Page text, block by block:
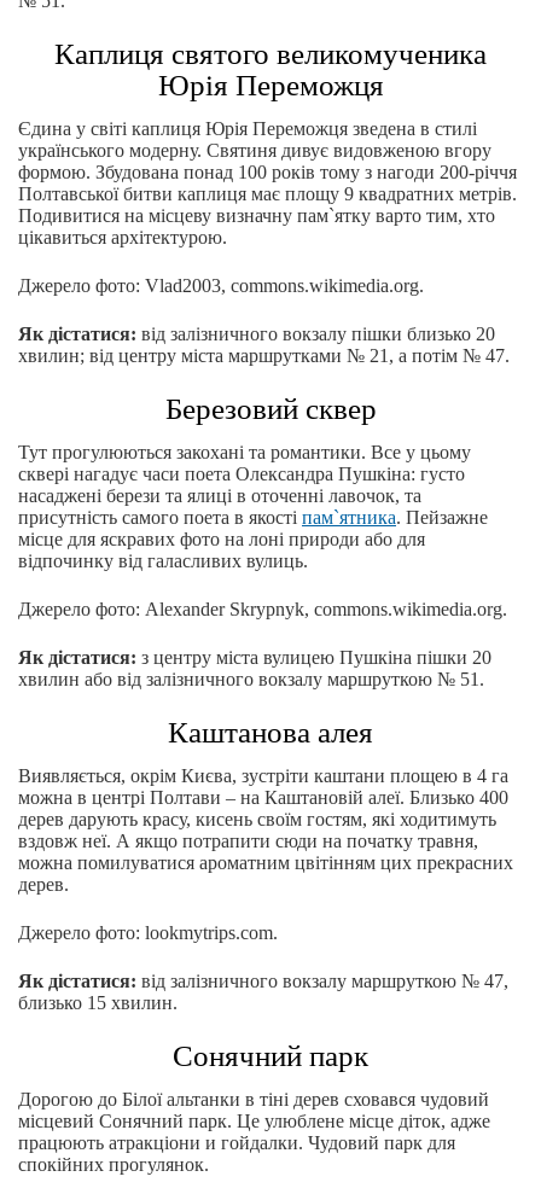
Каплиця святого великомученика
Юрія Переможця
Єдина у світі каплиця Юрія Переможця зведена в стилі
українського модерну. Святиня дивує видовженою вгору
формою. Збудована понад 100 років тому з нагоди 200-річчя
Полтавської битви каплиця має площу 9 квадратних метрів.
Подивитися на місцеву визначну пам`ятку варто тим, хто
цікавиться архітектурою.
Джерело фото: Vlad2003, commons.wikimedia.org.
Як дістатися: від залізничного вокзалу пішки близько 20
хвилин; від центру міста маршрутками № 21, а потім № 47.
Березовий сквер
Тут прогулюються закохані та романтики. Все у цьому
сквері нагадує часи поета Олександра Пушкіна: густо
насаджені берези та ялиці в оточенні лавочок, та
присутність самого поета в якості пам`ятника. Пейзажне
місце для яскравих фото на лоні природи або для
відпочинку від галасливих вулиць.
Джерело фото: Alexander Skrypnyk, commons.wikimedia.org.
Як дістатися: з центру міста вулицею Пушкіна пішки 20
хвилин або від залізничного вокзалу маршруткою № 51.
Каштанова алея
Виявляється, окрім Києва, зустріти каштани площею в 4 га
можна в центрі Полтави – на Каштановій алеї. Близько 400
дерев дарують красу, кисень своїм гостям, які ходитимуть
вздовж неї. А якщо потрапити сюди на початку травня,
можна помилуватися ароматним цвітінням цих прекрасних
дерев.
Джерело фото: lookmytrips.com.
Як дістатися: від залізничного вокзалу маршруткою № 47,
близько 15 хвилин.
Сонячний парк
Дорогою до Білої альтанки в тіні дерев сховався чудовий
місцевий Сонячний парк. Це улюблене місце діток, адже
працюють атракціони и гойдалки. Чудовий парк для
спокійних прогулянок.